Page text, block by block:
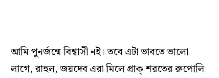
আমি পুনর্জন্মে বিশ্বাসী নই। তবে এটা ভাবতে ভালো
লাগে, রাহুল, জয়দেব এরা মিলে প্রাক্ শরতের রুপোলি